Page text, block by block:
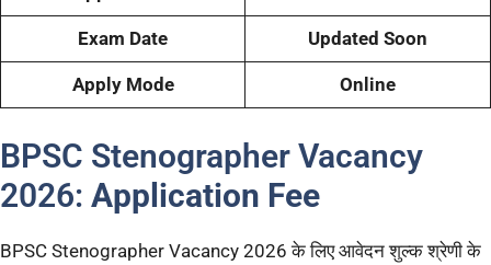
Exam Date Updated Soon
Apply Mode Online
BPSC Stenographer Vacancy
2026: Application Fee
BPSC Stenographer Vacancy 2026 के लिए आवेदन शुल्क श्रेणी के